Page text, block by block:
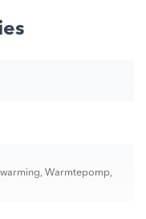
(±0,2°C tot ±2°C)
Warmtepomp,